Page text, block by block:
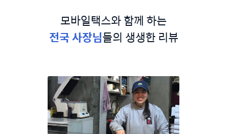
모바일택스와 함께 하는
전국 사장님들의 생생한 리뷰